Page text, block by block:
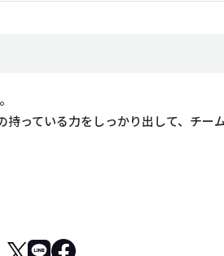
っている力をしっかり出して、チー